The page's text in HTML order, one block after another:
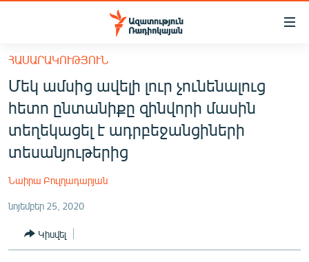
Մատչելիության
հիմնական
բովանդակությանը
Անցնել
հիմնական
մենյուին
Որոնում
ՀԱՅԱՍՏԱՆ
ՔԱՂԱՔԱԿԱՆ
ԸՆՏՐՈՒԹՅՈՒՆՆԵՐ 2026
ՀԱՍԱՐԱԿՈՒԹՅՈՒՆ
Մեկ ամսից ավելի լուր չունենալուց
հետո ընտանիքը զինվորի մասին
տեղեկացել է ադրբեջանցիների
տեսանյութերից
Նաիրա Բուլղադարյան
նոյեմբեր 25, 2020
Կիսվել